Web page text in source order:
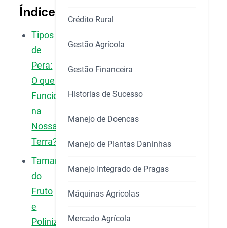
Índice
Tipos
de
Pera:
O que
Funciona
na
Nossa
Terra?
Tamanho
do
Fruto
e
Polinização:
Crédito Rural
Gestão Agrícola
Gestão Financeira
Historias de Sucesso
Manejo de Doencas
Manejo de Plantas Daninhas
Manejo Integrado de Pragas
Máquinas Agricolas
Mercado Agrícola